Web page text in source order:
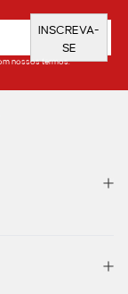
INSCREVA-
SE
nossos termos.